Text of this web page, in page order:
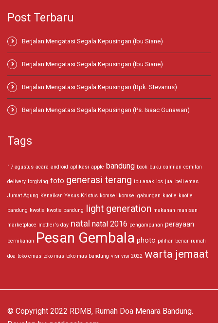
Post Terbaru
Berjalan Mengatasi Segala Kepusingan (Ibu Siane)
Berjalan Mengatasi Segala Kepusingan (Ibu Siane)
Berjalan Mengatasi Segala Kepusingan (Bpk. Stevanus)
Berjalan Mengatasi Segala Kepusingan (Ps. Isaac Gunawan)
Tags
17 agustus acara android aplikasi apple bandung book buku camilan cemilan
delivery forgiving foto generasi terang ibu anak ios jual beli emas
Jumat Agung Kenaikan Yesus Kristus komsel komsel gabungan kuotie kuotie
bandung kwotie kwotie bandung light generation makanan manisan
marketplace mother's day natal natal 2016 pengampunan perayaan
pernikahan Pesan Gembala photo pilihan benar rumah
doa toko emas toko mas toko mas bandung visi visi 2022 warta jemaat
© Copyright 2022 RDMB, Rumah Doa Menara Bandung.